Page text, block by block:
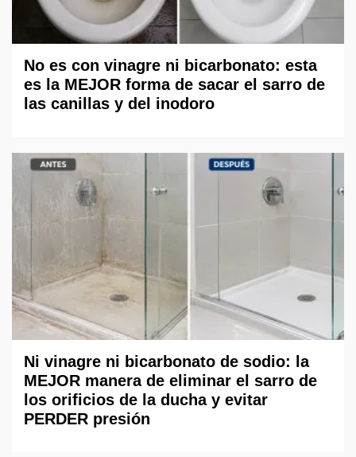
No es con vinagre ni bicarbonato: esta
es la MEJOR forma de sacar el sarro de
las canillas y del inodoro
Ni vinagre ni bicarbonato de sodio: la
MEJOR manera de eliminar el sarro de
los orificios de la ducha y evitar
PERDER presión